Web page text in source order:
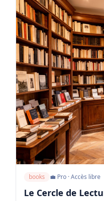
books 💼 Pro · Accès libre
Le Cercle de